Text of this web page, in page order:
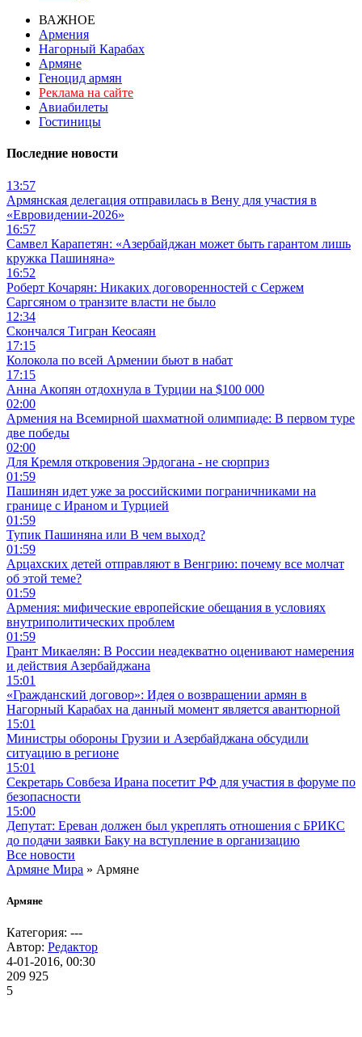
ВАЖНОЕ
Армения
Нагорный Карабах
Армяне
Геноцид армян
Реклама на сайте
Авиабилеты
Гостиницы
Последние новости
13:57
Армянская делегация отправилась в Вену для участия в
«Евровидении-2026»
16:57
Самвел Карапетян: «Азербайджан может быть гарантом лишь
кружка Пашиняна»
16:52
Роберт Кочарян: Никаких договоренностей с Сержем
Саргсяном о транзите власти не было
12:34
Скончался Тигран Кеосаян
17:15
Колокола по всей Армении бьют в набат
17:15
Анна Акопян отдохнула в Турции на $100 000
02:00
Армения на Всемирной шахматной олимпиаде: В первом туре
две победы
02:00
Для Кремля откровения Эрдогана - не сюрприз
01:59
Пашинян идет уже за российскими пограничниками на
границе с Ираном и Турцией
01:59
Тупик Пашиняна или В чем выход?
01:59
Арцахских детей отправляют в Венгрию: почему все молчат
об этой теме?
01:59
Армения: мифические европейские обещания в условиях
внутриполитических проблем
01:59
Грант Микаелян: В России неадекватно оценивают намерения
и действия Азербайджана
15:01
«Гражданский договор»: Идея о возвращении армян в
Нагорный Карабах на данный момент является авантюрной
15:01
Министры обороны Грузии и Азербайджана обсудили
ситуацию в регионе
15:01
Секретарь Совбеза Ирана посетит РФ для участия в форуме по
безопасности
15:00
Депутат: Ереван должен был укреплять отношения с БРИКС
до подачи заявки Баку на вступление в организацию
Все новости
Армяне Мира » Армяне
Армяне
Категория: ---
Автор: Редактор
4-01-2016, 00:30
209 925
5